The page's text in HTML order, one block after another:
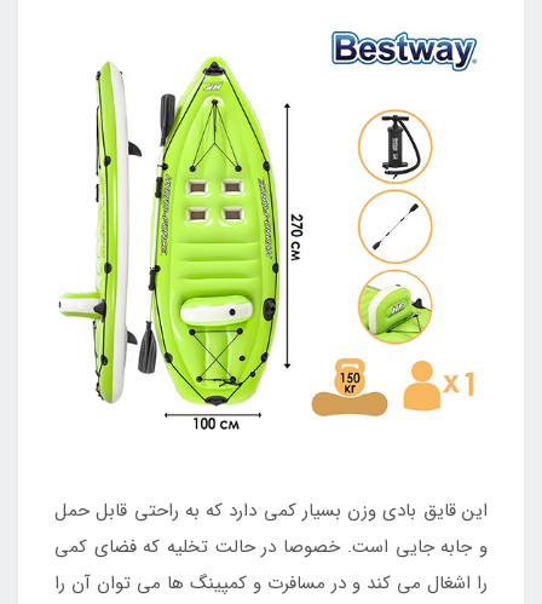
این قایق بادی وزن بسیار کمی دارد که به راحتی قابل حمل
و جابه جایی است. خصوصا در حالت تخلیه که فضای کمی
را اشغال می کند و در مسافرت و کمپینگ ها می توان آن را